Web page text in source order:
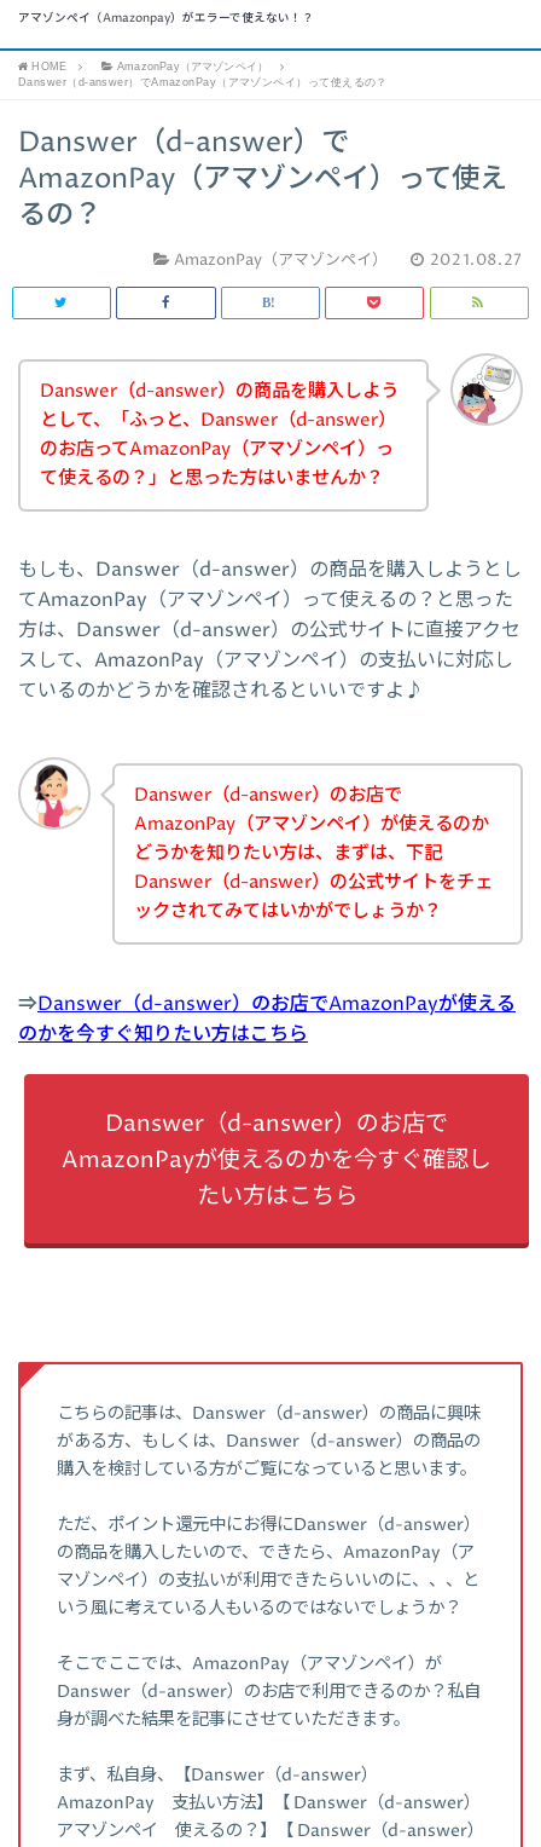
アマゾンペイ（Amazonpay）がエラーで使えない！？
HOME
AmazonPay（アマゾンペイ）
Danswer（d-answer）でAmazonPay（アマゾンペイ）って使えるの？
Danswer（d-answer）で
AmazonPay（アマゾンペイ）って使え
るの？
AmazonPay（アマゾンペイ） 2021.08.27
Danswer（d-answer）の商品を購入しよう
として、「ふっと、Danswer（d-answer）
のお店ってAmazonPay（アマゾンペイ）っ
て使えるの？」と思った方はいませんか？
もしも、Danswer（d-answer）の商品を購入しようとし
てAmazonPay（アマゾンペイ）って使えるの？と思った
方は、Danswer（d-answer）の公式サイトに直接アクセ
スして、AmazonPay（アマゾンペイ）の支払いに対応し
ているのかどうかを確認されるといいですよ♪
Danswer（d-answer）のお店で
AmazonPay（アマゾンペイ）が使えるのか
どうかを知りたい方は、まずは、下記
Danswer（d-answer）の公式サイトをチェ
ックされてみてはいかがでしょうか？
⇒Danswer（d-answer）のお店でAmazonPayが使える
のかを今すぐ知りたい方はこちら
Danswer（d-answer）のお店で
AmazonPayが使えるのかを今すぐ確認し
たい方はこちら
こちらの記事は、Danswer（d-answer）の商品に興味
がある方、もしくは、Danswer（d-answer）の商品の
購入を検討している方がご覧になっていると思います。
ただ、ポイント還元中にお得にDanswer（d-answer）
の商品を購入したいので、できたら、AmazonPay（ア
マゾンペイ）の支払いが利用できたらいいのに、、、と
いう風に考えている人もいるのではないでしょうか？
そこでここでは、AmazonPay（アマゾンペイ）が
Danswer（d-answer）のお店で利用できるのか？私自
身が調べた結果を記事にさせていただきます。
まず、私自身、【Danswer（d-answer）
AmazonPay 支払い方法】【 Danswer（d-answer）
アマゾンペイ 使えるの？】【 Danswer（d-answer）